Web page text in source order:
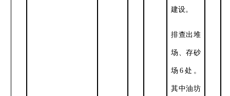
建设。
排查出堆
场、存砂
场6 处。
其中油坊